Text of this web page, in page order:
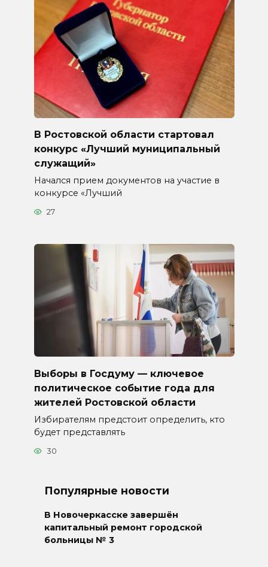
В Ростовской области стартовал
конкурс «Лучший муниципальный
служащий»
Начался прием документов на участие в
конкурсе «Лучший
27
Выборы в Госдуму — ключевое
политическое событие года для
жителей Ростовской области
Избирателям предстоит определить, кто
будет представлять
30
Популярные новости
В Новочеркасске завершён
капитальный ремонт городской
больницы № 3